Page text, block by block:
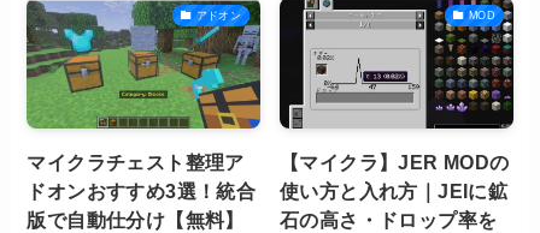
アドオン
マイクラチェスト整理ア
ドオンおすすめ3選！統合
版で自動仕分け【無料】
MOD
【マイクラ】JER MODの
使い方と入れ方｜JEIに鉱
石の高さ・ドロップ率を